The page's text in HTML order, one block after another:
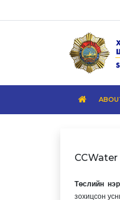
CCWater
Төслийн
зохицсон